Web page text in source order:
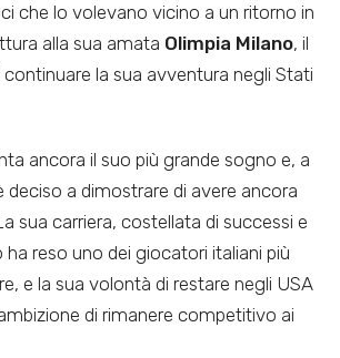
che lo volevano vicino a un ritorno in
alla sua amata Olimpia Milano, il
continuare la sua avventura negli Stati
ancora il suo più grande sogno e, a
deciso a dimostrare di avere ancora
sua carriera, costellata di successi e
reso uno dei giocatori italiani più
e la sua volontà di restare negli USA
di rimanere competitivo ai